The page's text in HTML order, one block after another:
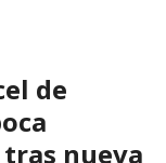
de
nueva